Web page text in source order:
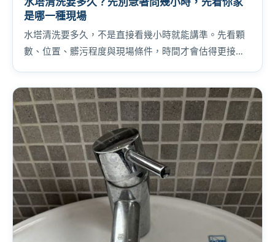
是哪一種現場
水塔清洗要多久，不是直接看幾小時就能講準。先看顆
數、位置、髒污程度與現場條件，時間才會估得更接近